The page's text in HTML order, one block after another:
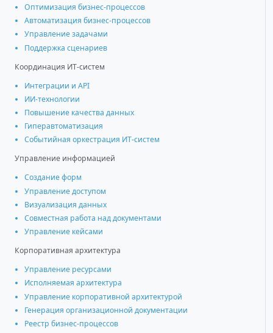
Оптимизация бизнес-процессов
Автоматизация бизнес-процессов
Управление задачами
Поддержка сценариев
Координация ИТ-систем
Интеграции и АРІ
ИИ-технологии
Повышение качества данных
Гиперавтоматизация
Событийная оркестрация ИТ-систем
Управление информацией
Создание форм
Управление доступом
Визуализация данных
Совместная работа над документами
Управление кейсами
Корпоративная архитектура
Управление ресурсами
Исполняемая архитектура
Управление корпоративной архитектурой
Генерация организационной документации
Реестр бизнес-процессов